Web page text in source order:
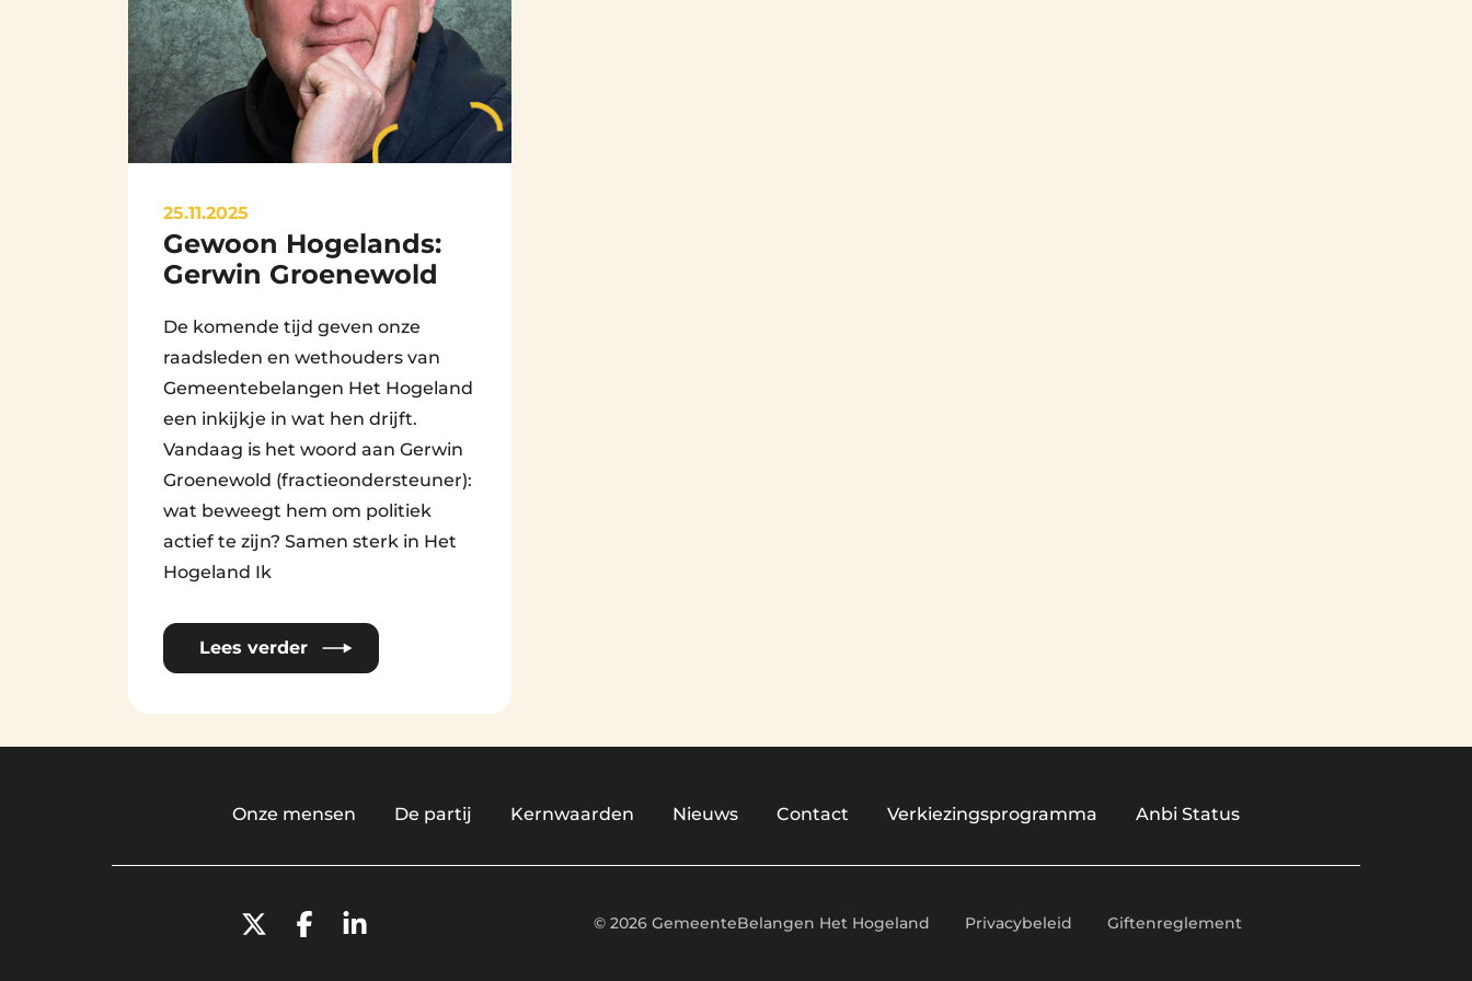
25.11.2025
ByBeheerder Website
Gewoon Hogelands:
Gerwin Groenewold
De komende tijd geven onze
raadsleden en wethouders van
Gemeentebelangen Het Hogeland
een inkijkje in wat hen drijft.
Vandaag is het woord aan Gerwin
Groenewold (fractieondersteuner):
wat beweegt hem om politiek
actief te zijn? Samen sterk in Het
Hogeland Ik
Lees verder
Onze mensen De partij Kernwaarden Nieuws Contact Verkiezingsprogramma Anbi Status
© 2026 GemeenteBelangen Het Hogeland Privacybeleid Giftenreglement